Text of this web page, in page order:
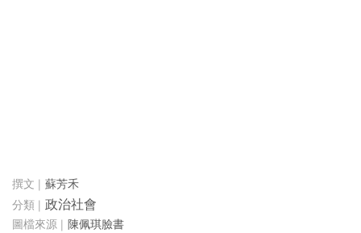
蘇芳禾
政治社會
陳佩琪臉書